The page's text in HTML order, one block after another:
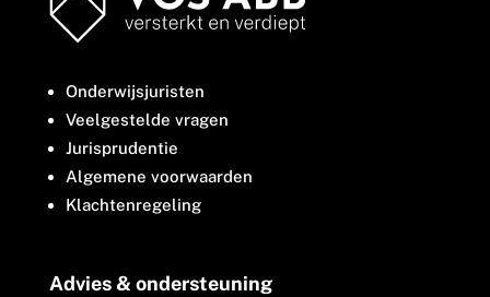
Onderwijsjuristen
Veelgestelde vragen
Jurisprudentie
Algemene voorwaarden
Klachtenregeling
Advies & ondersteuning